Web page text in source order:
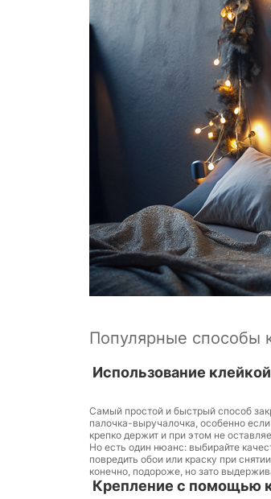
Популярные способы
Использование
Самый простой и быстрый способ
палочка-выручалочка, особенно
крепко держит и при этом не
Но есть один нюанс: выбирайте
повредить обои или краску при
конечно, подороже, но зато
Крепление с помощью